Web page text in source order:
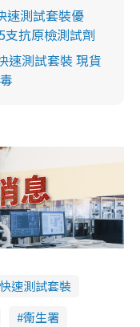
速測試套裝優
抗原檢測試劑
速測試套裝 現貨
快速測試套裝
衞生署